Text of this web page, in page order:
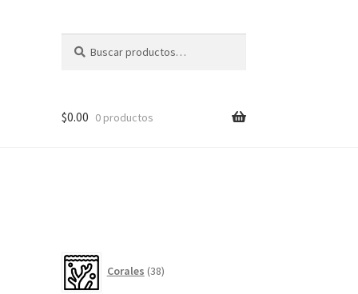
por:
$0.00 0 productos
Corales 38productos